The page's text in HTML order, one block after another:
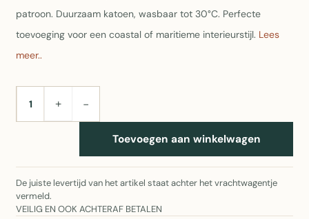
patroon. Duurzaam katoen, wasbaar tot 30°C. Perfecte
toevoeging voor een coastal of maritieme interieurstijl. Lees
meer..
AANTAL+ −
Toevoegen aan winkelwagen
De juiste levertijd van het artikel staat achter het vrachtwagentje
vermeld.
VEILIG EN OOK ACHTERAF BETALEN